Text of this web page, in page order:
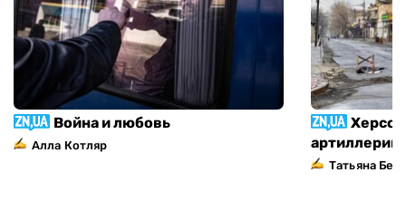
Война и любовь
Алла Котляр
Татьяна